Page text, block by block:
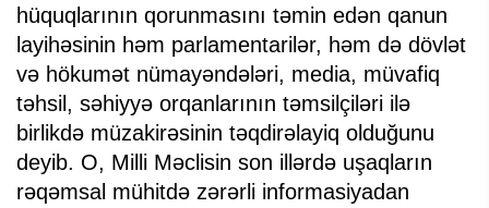
hüquqlarının qorunmasını təmin edən qanun
layihəsinin həm parlamentarilər, həm də dövlət
və hökumət nümayəndələri, media, müvafiq
təhsil, səhiyyə orqanlarının təmsilçiləri ilə
birlikdə müzakirəsinin təqdirəlayiq olduğunu
deyib. O, Milli Məclisin son illərdə uşaqların
rəqəmsal mühitdə zərərli informasiyadan